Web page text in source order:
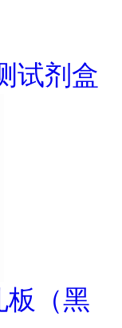
试剂盒
板（黑